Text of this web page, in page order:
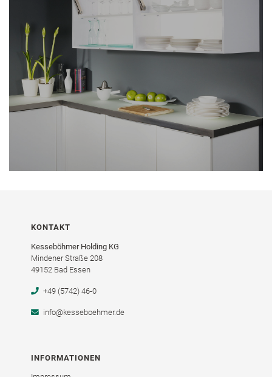
KONTAKT
Kesseböhmer Holding KG
Mindener Straße 208
49152 Bad Essen
+49 (5742) 46-0
info@kesseboehmer.de
INFORMATIONEN